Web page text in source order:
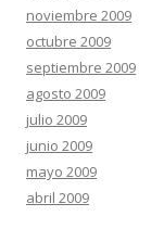
noviembre 2009
octubre 2009
septiembre 2009
agosto 2009
julio 2009
junio 2009
mayo 2009
abril 2009